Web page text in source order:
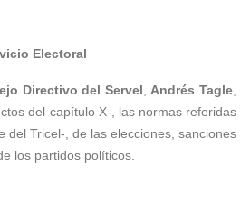
Electoral
Directivo del Servel,Andrés Tagle,
del capítulo X-, las normas referidas
del Tricel-, de las elecciones, sanciones
los partidos políticos.